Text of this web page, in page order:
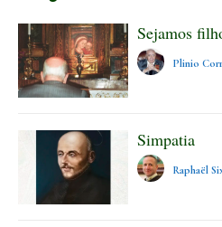
Sejamos
Plinio
Simpatia
Raphaël